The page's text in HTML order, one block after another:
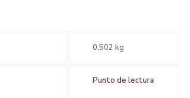
0,502 kg
Punto de lectura